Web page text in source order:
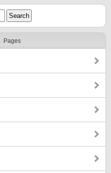
Pages